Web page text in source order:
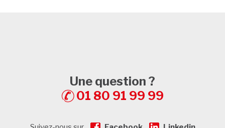
Une question ?
01 80 91 99 99